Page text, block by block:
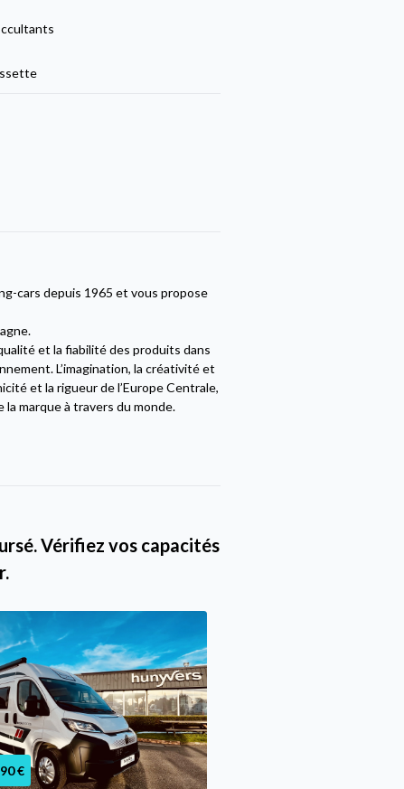
cars depuis 1965 et vous propose
et la fiabilité des produits dans
L’imagination, la créativité et
et la rigueur de l’Europe Centrale,
marque à travers du monde.
Vérifiez vos capacités
€